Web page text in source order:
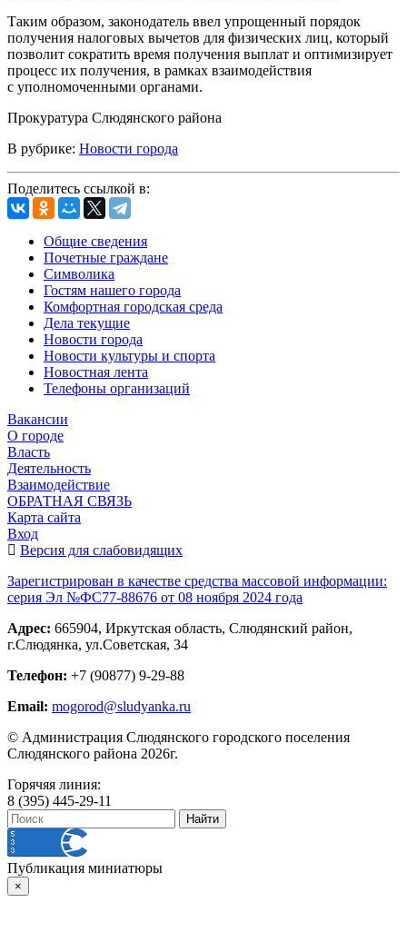
Таким образом, законодатель ввел упрощенный порядок
получения налоговых вычетов для физических лиц, который
позволит сократить время получения выплат и оптимизирует
процесс их получения, в рамках взаимодействия
с уполномоченными органами.
Прокуратура Слюдянского района
В рубрике: Новости города
Поделитесь ссылкой в:
Общие сведения
Почетные граждане
Символика
Гостям нашего города
Комфортная городская среда
Дела текущие
Новости города
Новости культуры и спорта
Новостная лента
Телефоны организаций
Вакансии
О городе
Власть
Деятельность
Взаимодействие
ОБРАТНАЯ СВЯЗЬ
Карта сайта
Вход
Версия для слабовидящих
Зарегистрирован в качестве средства массовой информации:
серия Эл №ФС77-88676 от 08 ноября 2024 года
Адрес: 665904, Иркутская область, Слюдянский район,
г.Слюдянка, ул.Советская, 34
Телефон: +7 (90877) 9-29-88
Email: mogorod@sludyanka.ru
© Администрация Слюдянского городского поселения
Слюдянского района 2026г.
Горячяя линия:
8 (395) 445-29-11
Публикация миниатюры
×